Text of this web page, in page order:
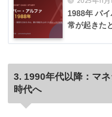
1988年 パ
常が起きた
3. 1990年代以降：マ
時代へ